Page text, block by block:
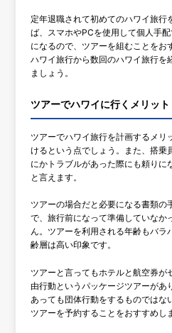
定年退職されて初めてのハワイ旅行
ば、スマホやPCを使用して個人手
になるので、ツアーを組むことをお
ハワイ旅行から数回のハワイ旅行を
ましょう。
ツアーでハワイに行くメリット
ツアーでハワイ旅行を計画するメリ
けるという点でしょう。また、搭乗
にかトラブルがあった際にも頼りに
と言えます。
ツアーの場合だと必要になる書類の
で、旅行前になって準備していなか
ん。ツアーを利用される年齢もバラ
齢層は高い印象です。
ツアーと言ってもホテルと航空券が
由行動というパッケージツアーがあ
あっても団体行動をするものではな
ツアーを予約することをおすすめし